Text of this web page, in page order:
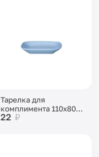
Тарелка для
комплимента 110х80
мм h-15 мм
22 ₽